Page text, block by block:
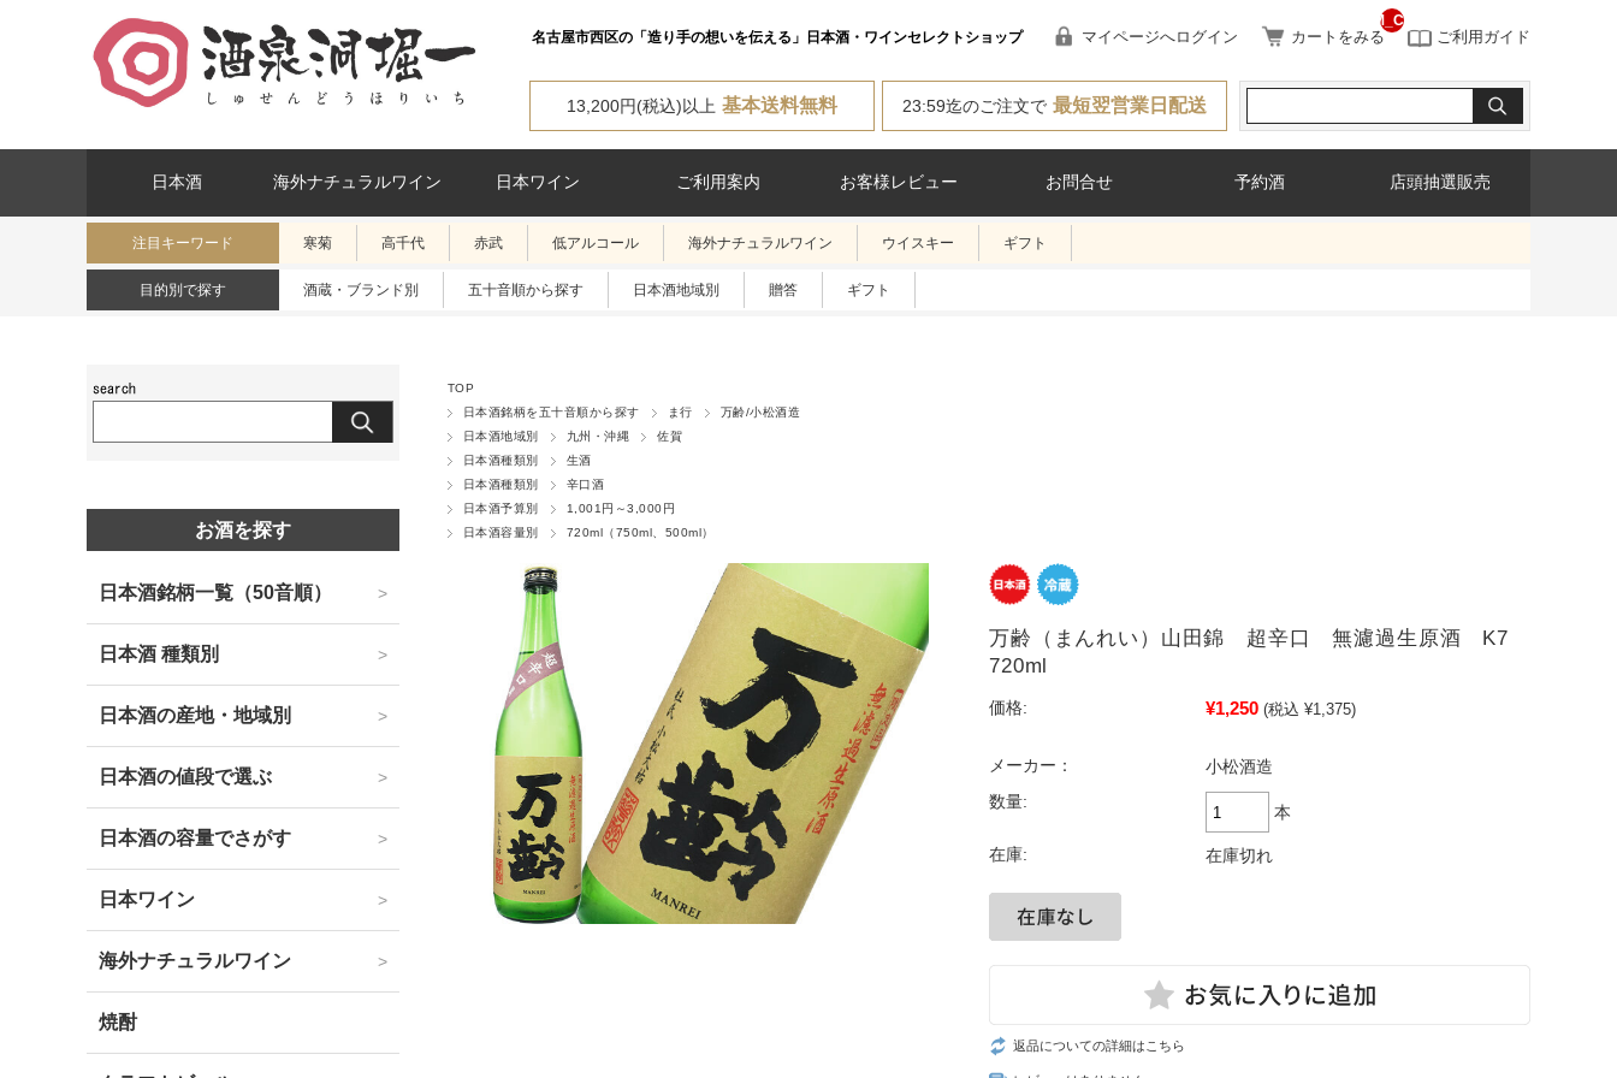
名古屋市西区の「造り手の想いを伝える」日本酒・ワインセレクトショップ マイページへログイン カートをみる
__ITM_CNT__
ご利用ガイド
13,200円(税込)以上 基本送料無料 23:59迄のご注文で 最短翌営業日配送
日本酒 海外ナチュラルワイン 日本ワイン ご利用案内 お客様レビュー お問合せ 予約酒 店頭抽選販売
注目キーワード 寒菊 高千代 赤武 低アルコール 海外ナチュラルワイン ウイスキー ギフト
目的別で探す 酒蔵・ブランド別 五十音順から探す 日本酒地域別 贈答 ギフト
TOP
日本酒銘柄を五十音順から探す
ま行
万齢/小松酒造
日本酒地域別
九州・沖縄
佐賀
日本酒種類別
生酒
日本酒種類別
辛口酒
日本酒予算別
1,001円～3,000円
日本酒容量別
720ml（750ml、500ml）
万齢（まんれい）山田錦 超辛口 無濾過生原酒 K7
720ml
価格: ¥1,250 (税込 ¥1,375)
メーカー：
小松酒造
数量:
本
在庫: 在庫切れ
返品についての詳細はこちら
お酒を探す
日本酒銘柄一覧（50音順）
日本酒 種類別
日本酒の産地・地域別
日本酒の値段で選ぶ
日本酒の容量でさがす
日本ワイン
海外ナチュラルワイン
焼酎